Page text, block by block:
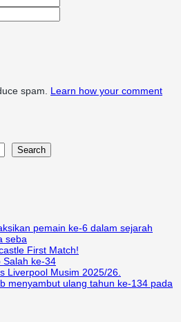
spam. Learn how your comment
Search
pemain ke-6 dalam sejarah
seba
First Match!
Salah ke-34
Liverpool Musim 2025/26.
menyambut ulang tahun ke-134 pada